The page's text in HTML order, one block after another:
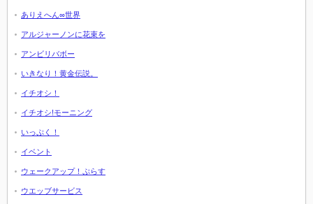
ありえへん∞世界
アルジャーノンに花束を
アンビリバボー
いきなり！黄金伝説。
イチオシ！
イチオシ!モーニング
いっぷく！
イベント
ウェークアップ！ぷらす
ウエッブサービス